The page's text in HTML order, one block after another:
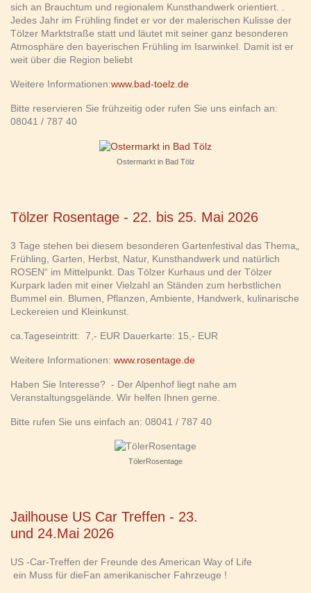
sich an Brauchtum und regionalem Kunsthandwerk orientiert. .
Jedes Jahr im Frühling findet er vor der malerischen Kulisse der
Tölzer Marktstraße statt und läutet mit seiner ganz besonderen
Atmosphäre den bayerischen Frühling im Isarwinkel. Damit ist er
weit über die Region beliebt
Weitere Informationen:www.bad-toelz.de
Bitte reservieren Sie frühzeitig oder rufen Sie uns einfach an:
08041 / 787 40
Ostermarkt in Bad Tölz
Tölzer Rosentage - 22. bis 25. Mai 2026
3 Tage stehen bei diesem besonderen Gartenfestival das Thema„
Frühling, Garten, Herbst, Natur, Kunsthandwerk und natürlich
ROSEN“ im Mittelpunkt. Das Tölzer Kurhaus und der Tölzer
Kurpark laden mit einer Vielzahl an Ständen zum herbstlichen
Bummel ein. Blumen, Pflanzen, Ambiente, Handwerk, kulinarische
Leckereien und Kleinkunst.
ca.Tageseintritt: 7,- EUR Dauerkarte: 15,- EUR
Weitere Informationen: www.rosentage.de
Haben Sie Interesse? - Der Alpenhof liegt nahe am
Veranstaltungsgelände. Wir helfen Ihnen gerne.
Bitte rufen Sie uns einfach an: 08041 / 787 40
TölerRosentage
Jailhouse US Car Treffen - 23.
und 24.Mai 2026
US -Car-Treffen der Freunde des American Way of Life
ein Muss für dieFan amerikanischer Fahrzeuge !